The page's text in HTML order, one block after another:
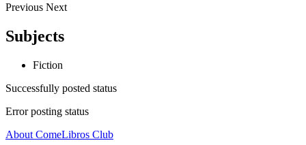
Previous Next
Subjects
Fiction
Successfully posted status
Error posting status
About ComeLibros Club